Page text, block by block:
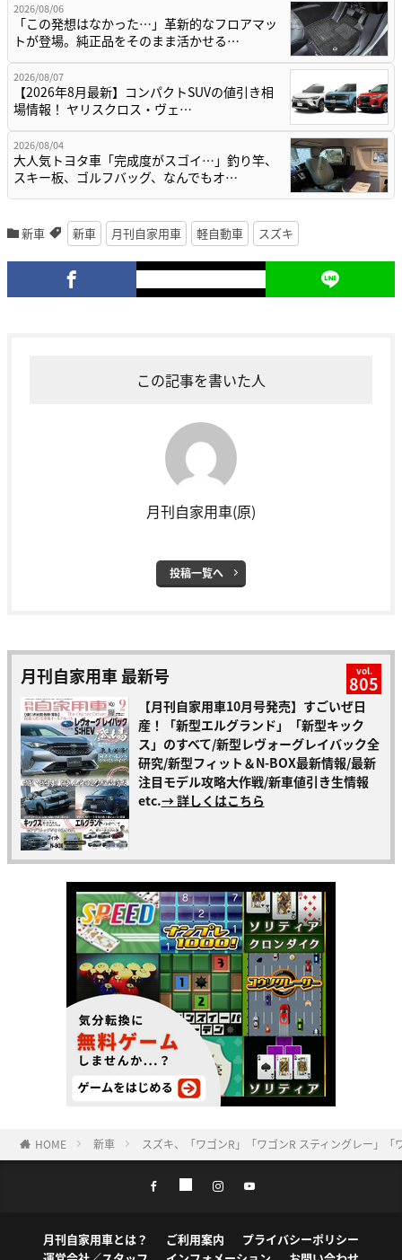
2026/08/06
「この発想はなかった…」革新的なフロアマッ
トが登場。純正品をそのまま活かせる…
2026/08/07
【2026年8月最新】コンパクトSUVの値引き相
場情報！ ヤリスクロス・ヴェ…
2026/08/04
大人気トヨタ車「完成度がスゴイ…」釣り竿、
スキー板、ゴルフバッグ、なんでもオ…
新車 新車 月刊自家用車 軽自動車 スズキ
この記事を書いた人
月刊自家用車(原)
投稿一覧へ
月刊自家用車 最新号 vol.
805
【月刊自家用車10月号発売】すごいぜ日
産！「新型エルグランド」「新型キック
ス」のすべて/新型レヴォーグレイバック全
研究/新型フィット＆N-BOX最新情報/最新
注目モデル攻略大作戦/新車値引き生情報
etc.→ 詳しくはこちら
HOME 新車 スズキ、「ワゴンR」「ワゴンR スティングレー」
月刊自家用車とは？ ご利用案内
プライバシーポリシー